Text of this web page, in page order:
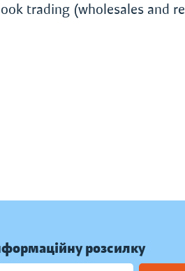
trading (wholesales and
розсилку